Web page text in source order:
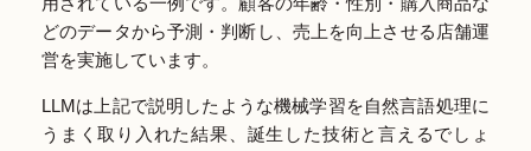
どのデータから予測・判断し、売上を向上させる店舗運
営を実施しています。
LLMは上記で説明したような機械学習を自然言語処理に
うまく取り入れた結果、誕生した技術と言えるでしょ